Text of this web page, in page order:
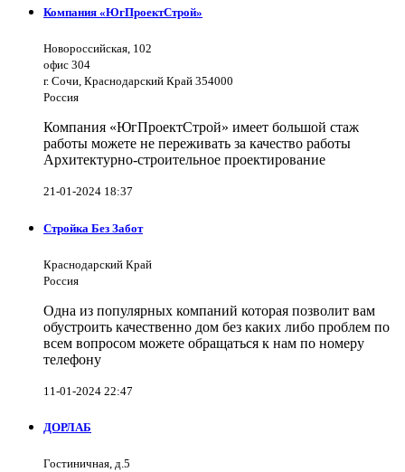
Компания «ЮгПроектСтрой»
Новороссийская, 102
офис 304
г. Сочи, Краснодарский Край 354000
Россия
Компания «ЮгПроектСтрой» имеет большой стаж
работы можете не переживать за качество работы
Архитектурно-строительное проектирование
21-01-2024 18:37
Стройка Без Забот
Краснодарский Край
Россия
Одна из популярных компаний которая позволит вам
обустроить качественно дом без каких либо проблем по
всем вопросом можете обращаться к нам по номеру
телефону
11-01-2024 22:47
ДОРЛАБ
Гостиничная, д.5